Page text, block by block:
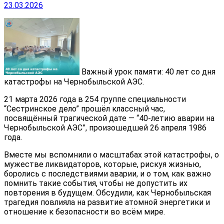
23.03.2026
Важный урок памяти: 40 лет со дня
катастрофы на Чернобыльской АЭС.
21 марта 2026 года в 254 группе специальности
“Сестринское дело” прошёл классный час,
посвящённый трагической дате — “40-летию аварии на
Чернобыльской АЭС”, произошедшей 26 апреля 1986
года.
Вместе мы вспомнили о масштабах этой катастрофы, о
мужестве ликвидаторов, которые, рискуя жизнью,
боролись с последствиями аварии, и о том, как важно
помнить такие события, чтобы не допустить их
повторения в будущем. Обсудили, как Чернобыльская
трагедия повлияла на развитие атомной энергетики и
отношение к безопасности во всём мире.